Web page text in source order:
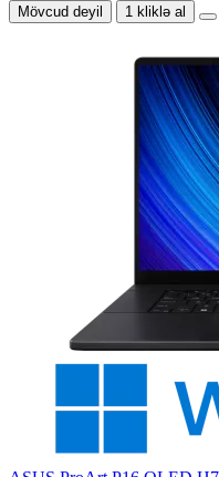
Mövcud deyil 1 kliklə al